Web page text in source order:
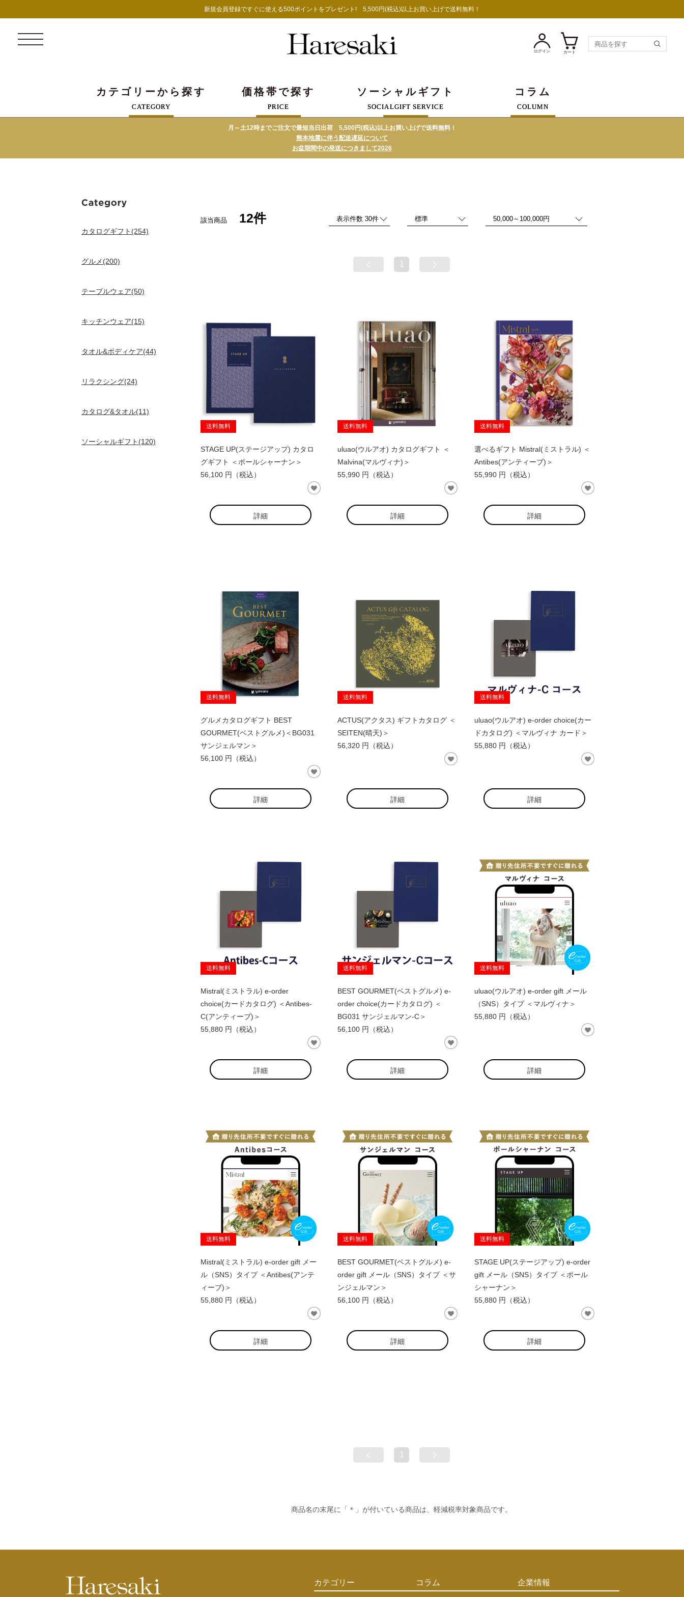
新規会員登録ですぐに使える500ポイントをプレゼント! 5,500円(税込)以上お買い上げで送料無料！
ログイン カート
カテゴリーから探す
CATEGORY
価格帯で探す
PRICE
ソーシャルギフト
SOCIALGIFT SERVICE
コラム
COLUMN
月～土12時までご注文で最短当日出荷 5,500円(税込)以上お買い上げで送料無料！
熊本地震に伴う配送遅延について
お盆期間中の発送につきまして2026
カタログギフト(254)
グルメ(200)
テーブルウェア(50)
キッチンウェア(15)
タオル&ボディケア(44)
リラクシング(24)
カタログ&タオル(11)
ソーシャルギフト(120)
該当商品 12件
1
送料無料
STAGE UP(ステージアップ) カタロ
グギフト ＜ポールシャーナン＞
56,100 円（税込）
詳細
送料無料
uluao(ウルアオ) カタログギフト ＜
Malvina(マルヴィナ)＞
55,990 円（税込）
詳細
送料無料
選べるギフト Mistral(ミストラル) ＜
Antibes(アンティーブ)＞
55,990 円（税込）
詳細
送料無料
グルメカタログギフト BEST
GOURMET(ベストグルメ)＜BG031
サンジェルマン＞
56,100 円（税込）
詳細
送料無料
ACTUS(アクタス) ギフトカタログ ＜
SEITEN(晴天)＞
56,320 円（税込）
詳細
送料無料
uluao(ウルアオ) e-order choice(カー
ドカタログ) ＜マルヴィナ カード＞
55,880 円（税込）
詳細
送料無料
Mistral(ミストラル) e-order
choice(カードカタログ) ＜Antibes-
C(アンティーブ)＞
55,880 円（税込）
詳細
送料無料
BEST GOURMET(ベストグルメ) e-
order choice(カードカタログ) ＜
BG031 サンジェルマン-C＞
56,100 円（税込）
詳細
送料無料
uluao(ウルアオ) e-order gift メール
（SNS）タイプ ＜マルヴィナ＞
55,880 円（税込）
詳細
送料無料
Mistral(ミストラル) e-order gift メー
ル（SNS）タイプ ＜Antibes(アンテ
ィーブ)＞
55,880 円（税込）
詳細
送料無料
BEST GOURMET(ベストグルメ) e-
order gift メール（SNS）タイプ ＜サ
ンジェルマン＞
56,100 円（税込）
詳細
送料無料
STAGE UP(ステージアップ) e-order
gift メール（SNS）タイプ ＜ポール
シャーナン＞
55,880 円（税込）
詳細
1
商品名の末尾に「＊」が付いている商品は、軽減税率対象商品です。
カテゴリー コラム 企業情報